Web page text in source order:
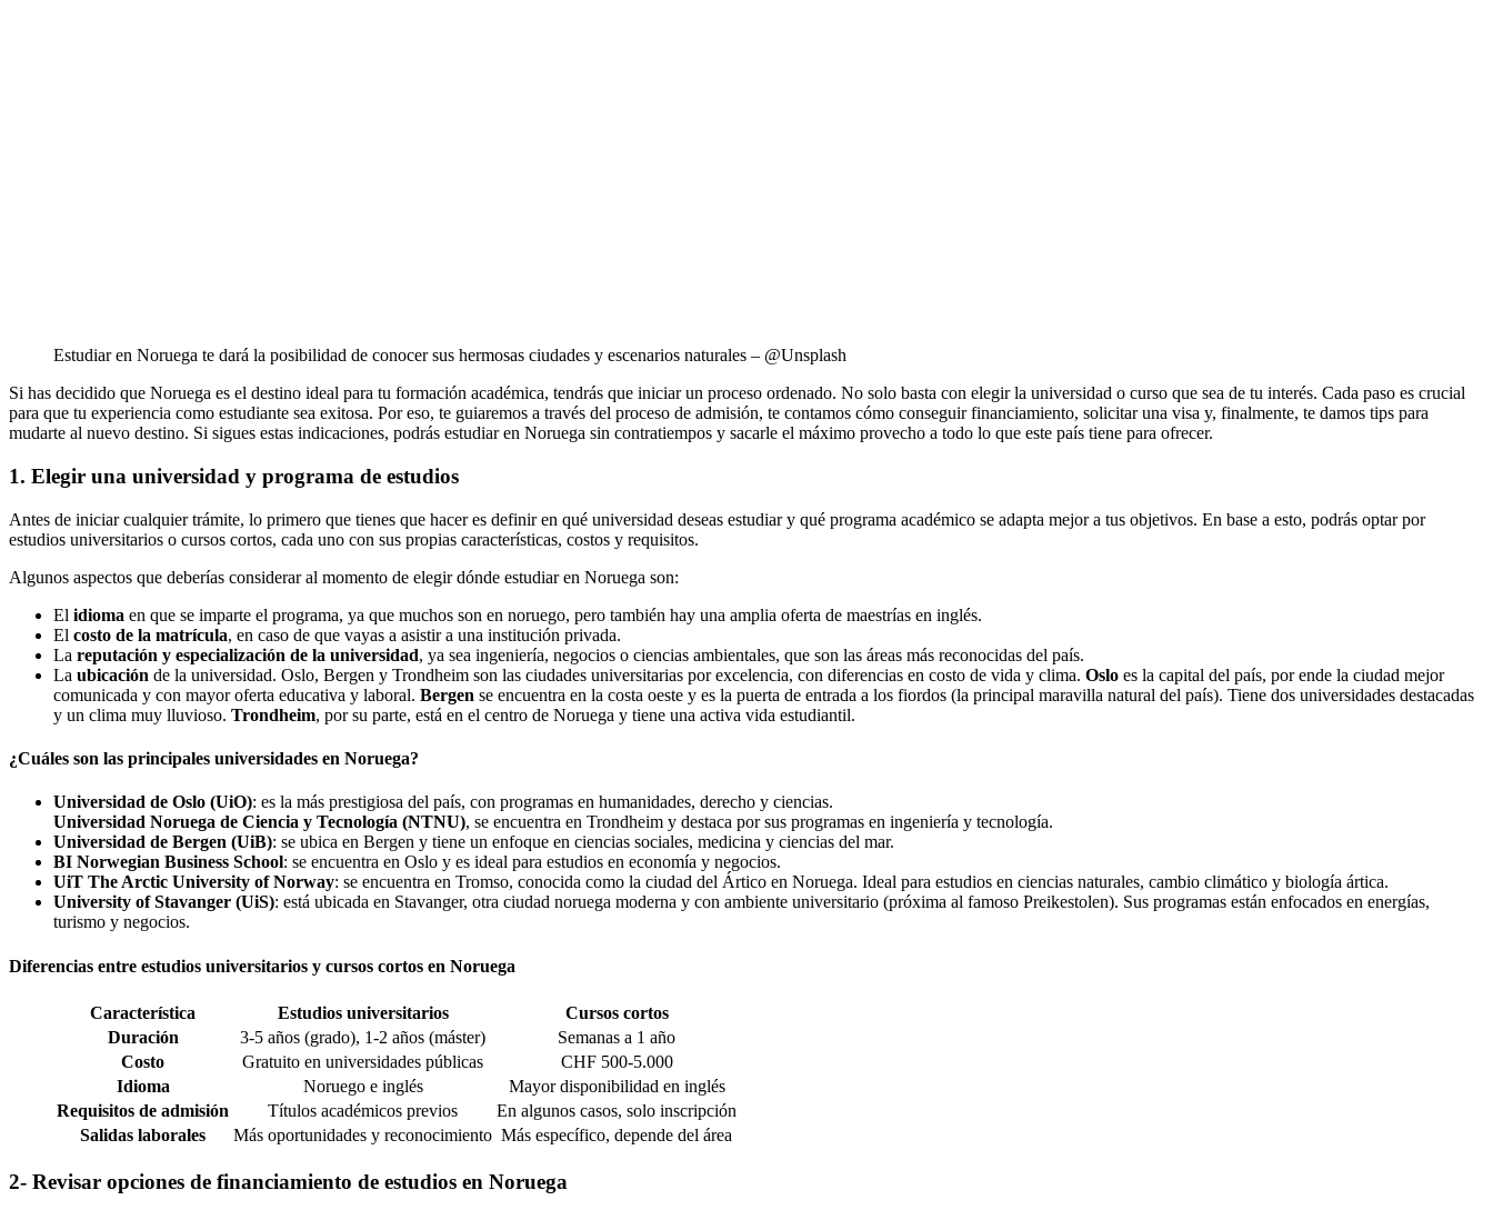
Estudiar en Noruega te dará la posibilidad de conocer sus hermosas ciudades y escenarios naturales – @Unsplash
Si has decidido que Noruega es el destino ideal para tu formación académica, tendrás que iniciar un proceso ordenado. No solo basta con elegir la universidad o curso que sea de tu interés. Cada paso es crucial
para que tu experiencia como estudiante sea exitosa. Por eso, te guiaremos a través del proceso de admisión, te contamos cómo conseguir financiamiento, solicitar una visa y, finalmente, te damos tips para
mudarte al nuevo destino. Si sigues estas indicaciones, podrás estudiar en Noruega sin contratiempos y sacarle el máximo provecho a todo lo que este país tiene para ofrecer.
1. Elegir una universidad y programa de estudios
Antes de iniciar cualquier trámite, lo primero que tienes que hacer es definir en qué universidad deseas estudiar y qué programa académico se adapta mejor a tus objetivos. En base a esto, podrás optar por
estudios universitarios o cursos cortos, cada uno con sus propias características, costos y requisitos.
Algunos aspectos que deberías considerar al momento de elegir dónde estudiar en Noruega son:
El idioma en que se imparte el programa, ya que muchos son en noruego, pero también hay una amplia oferta de maestrías en inglés.
El costo de la matrícula, en caso de que vayas a asistir a una institución privada.
La reputación y especialización de la universidad, ya sea ingeniería, negocios o ciencias ambientales, que son las áreas más reconocidas del país.
La ubicación de la universidad. Oslo, Bergen y Trondheim son las ciudades universitarias por excelencia, con diferencias en costo de vida y clima. Oslo es la capital del país, por ende la ciudad mejor
comunicada y con mayor oferta educativa y laboral. Bergen se encuentra en la costa oeste y es la puerta de entrada a los fiordos (la principal maravilla natural del país). Tiene dos universidades destacadas
y un clima muy lluvioso. Trondheim, por su parte, está en el centro de Noruega y tiene una activa vida estudiantil.
¿Cuáles son las principales universidades en Noruega?
Universidad de Oslo (UiO): es la más prestigiosa del país, con programas en humanidades, derecho y ciencias.
Universidad Noruega de Ciencia y Tecnología (NTNU), se encuentra en Trondheim y destaca por sus programas en ingeniería y tecnología.
Universidad de Bergen (UiB): se ubica en Bergen y tiene un enfoque en ciencias sociales, medicina y ciencias del mar.
BI Norwegian Business School: se encuentra en Oslo y es ideal para estudios en economía y negocios.
UiT The Arctic University of Norway: se encuentra en Tromso, conocida como la ciudad del Ártico en Noruega. Ideal para estudios en ciencias naturales, cambio climático y biología ártica.
University of Stavanger (UiS): está ubicada en Stavanger, otra ciudad noruega moderna y con ambiente universitario (próxima al famoso Preikestolen). Sus programas están enfocados en energías,
turismo y negocios.
Diferencias entre estudios universitarios y cursos cortos en Noruega
Característica Estudios universitarios
Cursos cortos
Duración
3-5 años (grado), 1-2 años (máster)
Semanas a 1 año
Costo
Gratuito en universidades públicas
CHF 500-5.000
Idioma
Noruego e inglés
Mayor disponibilidad en inglés
Requisitos de admisión
Títulos académicos previos
En algunos casos, solo inscripción
Salidas laborales
Más oportunidades y reconocimiento Más específico, depende del área
2- Revisar opciones de financiamiento de estudios en Noruega